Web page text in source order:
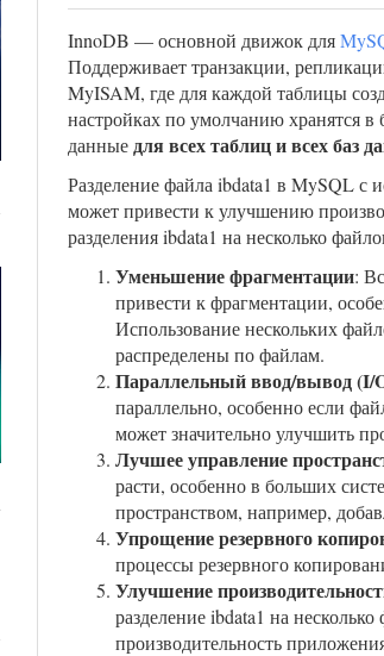
InnoDB — основной движок для
Поддерживает транзакции,
MyISAM, где для каждой таблицы
настройках по умолчанию хранятся
данныедля всех таблиц и всех баз
Разделение файла ibdata1 в MySQL с
может привести к улучшению
разделения ibdata1 на несколько
Уменьшение фрагментации:
привести к фрагментации,
Использование нескольких
распределены по файлам.
Параллельный ввод/вывод (I/
параллельно, особенно если
может значительно улучшить
Лучшее управление
расти, особенно в больших
пространством, например,
Упрощение резервного
процессы резервного
Улучшение
разделение ibdata1 на
производительность